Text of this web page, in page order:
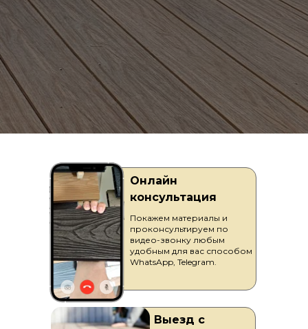
Покажем материалы и
проконсультируем по
видео-звонку любым
удобным для вас способом
WhatsApp, Telegram.
Онлайн
консультация
Выезд с